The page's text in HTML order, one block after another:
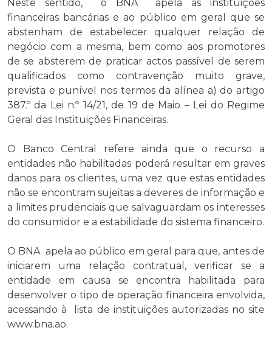
Neste sentido, o BNA apela às instituições
financeiras bancárias e ao público em geral que se
abstenham de estabelecer qualquer relação de
negócio com a mesma, bem como aos promotores
de se absterem de praticar actos passível de serem
qualificados como contravenção muito grave,
prevista e punível nos termos da alínea a) do artigo
387.º da Lei n.º 14/21, de 19 de Maio – Lei do Regime
Geral das Instituições Financeiras.
O Banco Central refere ainda que o recurso a
entidades não habilitadas poderá resultar em graves
danos para os clientes, uma vez que estas entidades
não se encontram sujeitas a deveres de informação e
a limites prudenciais que salvaguardam os interesses
do consumidor e a estabilidade do sistema financeiro.
O BNA apela ao público em geral para que, antes de
iniciarem uma relação contratual, verificar se a
entidade em causa se encontra habilitada para
desenvolver o tipo de operação financeira envolvida,
acessando à lista de instituições autorizadas no site
www.bna.ao.